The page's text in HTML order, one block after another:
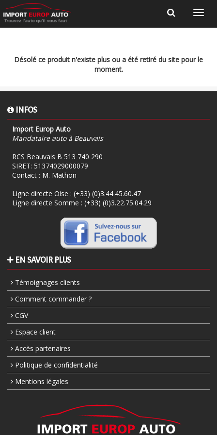
Désolé ce produit n'existe plus ou a été retiré du site pour le
moment.
INFOS
Import Europ Auto
Mandataire auto à Beauvais
RCS Beauvais B 513 740 290
SIRET: 51374029000079
Contact : M. Mathon
Ligne directe Oise : (+33) (0)3.44.45.60.47
Ligne directe Somme : (+33) (0)3.22.75.04.29
EN SAVOIR PLUS
Témoignages clients
Comment commander ?
CGV
Espace client
Accès partenaires
Politique de confidentialité
Mentions légales